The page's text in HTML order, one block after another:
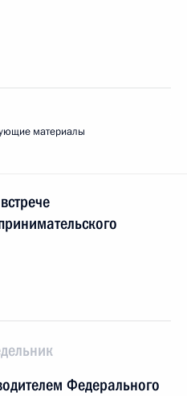
материалы
Федерального